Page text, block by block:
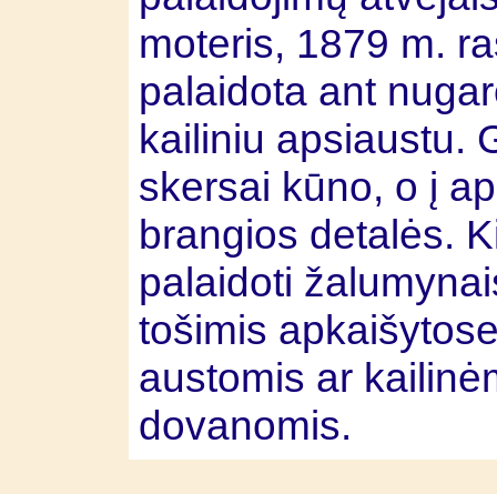
moteris, 1879 m.
palaidota ant
kailiniu apsiaustu.
skersai kūno, o į
brangios detalės.
palaidoti
tošimis
austomis ar
dovanomis.